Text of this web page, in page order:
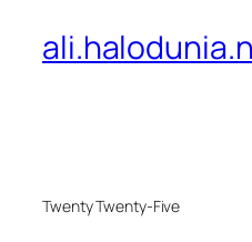
Twenty Twenty-Five